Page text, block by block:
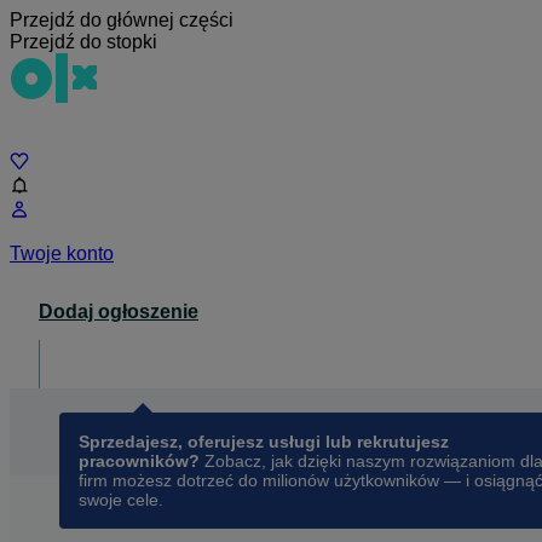
Przejdź do głównej części
Przejdź do stopki
Twoje konto
Dodaj ogłoszenie
Sprzedajesz, oferujesz usługi lub rekrutujesz
pracowników? Zobacz, jak dzięki naszym rozwiązaniom dla
firm możesz dotrzeć do milionów użytkowników — i osiągnąć
swoje cele.